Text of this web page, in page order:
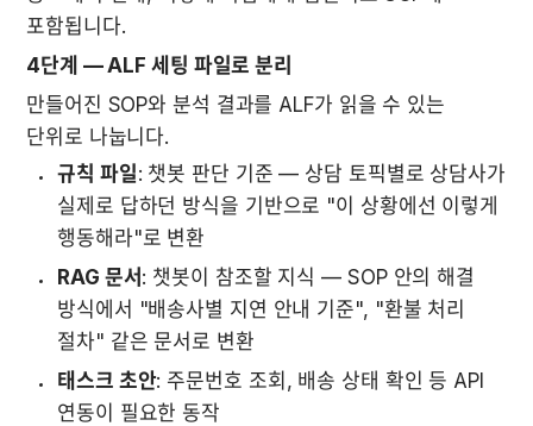
포함됩니다.
4단계 — ALF 세팅 파일로 분리
만들어진 SOP와 분석 결과를 ALF가 읽을 수 있는
단위로 나눕니다.
규칙 파일: 챗봇 판단 기준 — 상담 토픽별로 상담사가
실제로 답하던 방식을 기반으로 "이 상황에선 이렇게
행동해라"로 변환
RAG 문서 : 챗봇이 참조할 지식 — SOP 안의 해결
방식에서 "배송사별 지연 안내 기준", "환불 처리
절차" 같은 문서로 변환
태스크 초안: 주문번호 조회, 배송 상태 확인 등 API
연동이 필요한 동작